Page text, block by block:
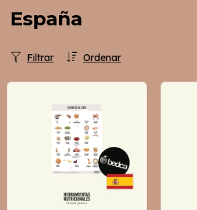
España
Ordenar
Filtrar